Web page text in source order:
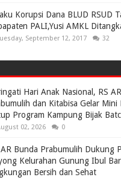
Korupsi Dana BLUD RSUD
PALI,Yusi AMKL
September 12, 2017 32
Hari Anak Nasional, RS
dan Kitabisa Gelar Mini
Program Kampung Bijak
02, 2026 0
AR Bunda Prabumulih Dukung
Kelurahan Gunung Ibul
Bersih dan Sehat